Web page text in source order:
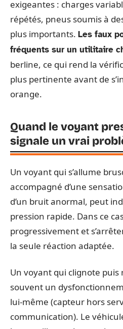
exigeantes : charges
répétés, pneus soumis à
plus importants. Les faux
fréquents sur un utilitaire
berline, ce qui rend la
plus pertinente avant de
orange.
Quand le voyant
signale un vrai
Un voyant qui s’allume
accompagné d’une
d’un bruit anormal, peut
pression rapide. Dans ce
progressivement et
la seule réaction adaptée.
Un voyant qui clignote puis
souvent un
lui-même (capteur hors
communication). Le